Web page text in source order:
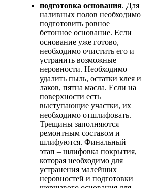
подготовка основания. Для
наливных полов необходимо
подготовить ровное
бетонное основание. Если
основание уже готово,
необходимо очистить его и
устранить возможные
неровности. Необходимо
удалить пыль, остатки клея и
лаков, пятна масла. Если на
поверхности есть
выступающие участки, их
необходимо отшлифовать.
Трещины заполняются
ремонтным составом и
шлифуются. Финальный
этап – шлифовка покрытия,
которая необходимо для
устранения малейших
неровностей и подготовки